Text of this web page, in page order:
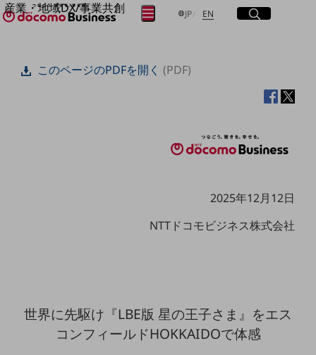
産業・地域DX/事業共創
OPEN HUB for Plural Futures
OPEN HUB for Plural Futuresとは
地域社会を支える皆さまと地域課題の解決や
地域経済のさらなる活性化に取り組みます
自治体・地域社会との共創
JP日本語
EN Englishサイト内検索
開く
メニュー
開く
フリーワードを入力して探す
フリーワードでNTTドコモビジネスの
検索する
このページのPDFを開く(PDF)
2025年12月12日
NTTドコモビジネス株式会社
世界に先駆け『LBE版 星の王子さま』をエス
コンフィールドHOKKAIDOで体感